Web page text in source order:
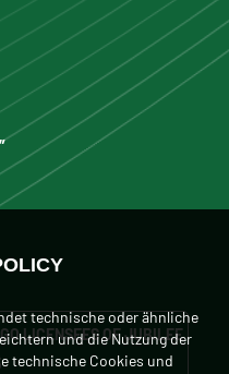
LICENSEES OF JUBILEE
technische oder ähnliche
und die Nutzung der
technische Cookies und